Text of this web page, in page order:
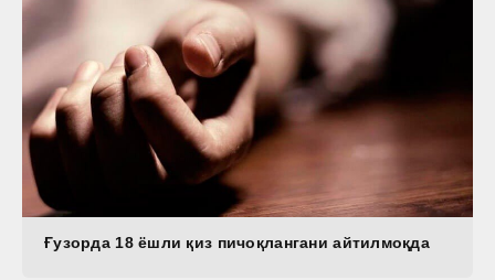
Ғузорда 18 ёшли қиз пичоқлангани айтилмоқда